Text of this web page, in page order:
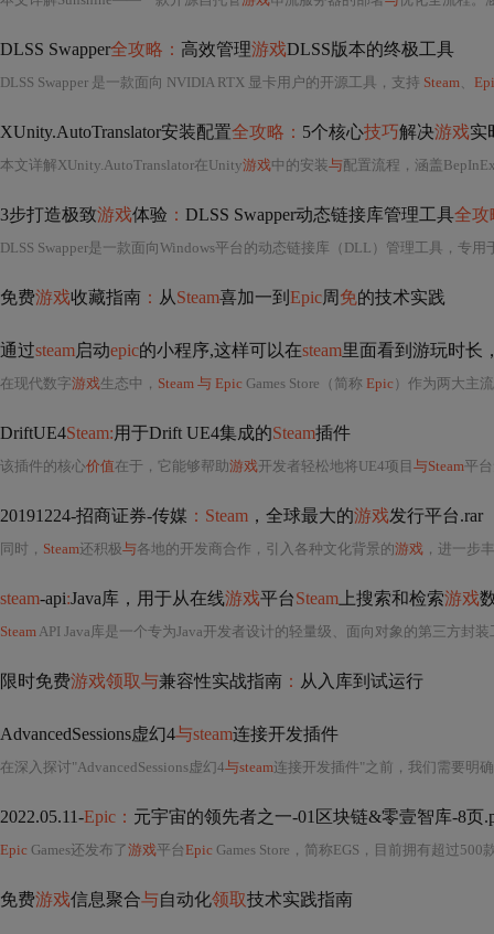
DLSS Swapper全攻略： 高效管理游戏DLSS版本的终极工具
DLSS Swapper 是一款面向 NVIDIA RTX 显卡用户的开源工具，支持 Steam、
XUnity.AutoTranslator安装配置全攻略： 5个核心技巧解决游戏实
本文详解XUnity.AutoTranslator在Unity游戏中的安装与配置流程，涵盖BepInEx正确部署、插件路径规范、翻译引擎（如百度/DeepL
3步打造极致游戏体验 ： DLSS Swapper动态链接库管理工具全攻
DLSS Swapper是一款面向Windows平台的动态链接库（DLL）管理工具，专用
免费游戏收藏指南 ： 从Steam喜加一到 Epic周 免的技术实践
通过steam启动epic的小程序,这样可以在steam里面看到游玩时长
在现代数字游戏生态中， Steam 与 Epic Games Store（简称 Epic ）作为两大主
DriftUE4Steam:用于Drift UE4集成的Steam插件
该插件的核心价值在于，它能够帮助游戏开发者轻松地将UE4项目 与Steam平
20191224-招商证券-传媒 ：Steam ，全球最大的游戏发行平台.rar
同时， Steam还积极与各地的开发商合作，引入各种文化背景的游戏 ，进一步
steam-api:Java库，用于从在线游戏平台Steam 上搜索和检索游戏
Steam API Java库是一个专为Java开发者设计的轻量级、面向对象的第三方封
限时免费游戏领取与兼容性实战指南 ： 从入库到试运行
AdvancedSessions虚幻4与steam连接开发插件
在深入探讨"AdvancedSessions虚幻4与steam连接开发插件"之前，我们需要明确几个关键的概念和背景知识，
2022.05.11-Epic： 元宇宙的领先者之一-01区块链&零壹智库-8页
Epic Games还发布了游戏平台Epic Games Store，简称EGS，目前拥有超过500
免费游戏信息聚合与自动化领取技术实践指南